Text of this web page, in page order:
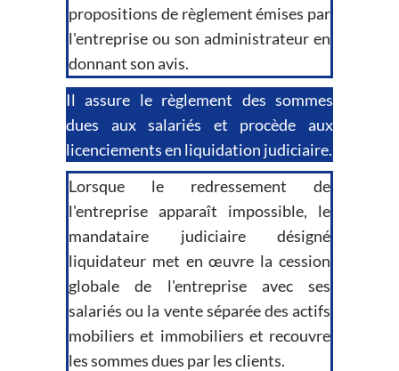
propositions de règlement émises par
l'entreprise ou son administrateur en
donnant son avis.
Il assure le règlement des sommes
dues aux salariés et procède aux
licenciements en liquidation judiciaire.
Lorsque le redressement de
l'entreprise apparaît impossible, le
mandataire judiciaire désigné
liquidateur met en œuvre la cession
globale de l'entreprise avec ses
salariés ou la vente séparée des actifs
mobiliers et immobiliers et recouvre
les sommes dues par les clients.